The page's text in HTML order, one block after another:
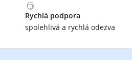
Rychlá podpora
spolehlivá a rychlá odezva